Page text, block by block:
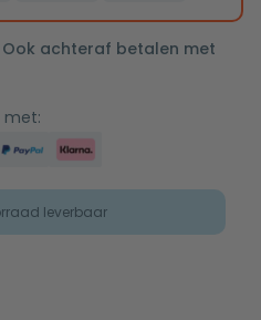
achteraf betalen met
met:
leverbaar